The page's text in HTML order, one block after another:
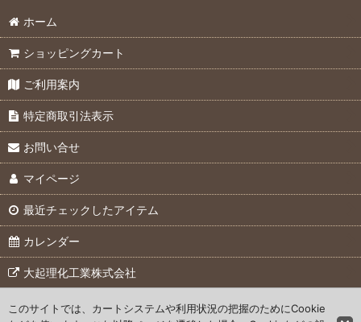
ホーム
ショッピングカート
ご利用案内
特定商取引法表示
お問い合せ
マイページ
最近チェックしたアイテム
カレンダー
大起理化工業株式会社
このサイトでは、カートシステムや利用状況の把握のためにCookie